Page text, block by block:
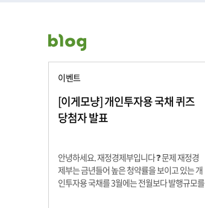
이벤트
[이게모냥] 개인투자용 국채 퀴즈
당첨자 발표
안녕하세요. 재정경제부입니다 ❓ 문제 재정경
제부는 금년들어 높은 청약률을 보이고 있는 개
인투자용 국채를 3월에는 전월보다 발행규모를